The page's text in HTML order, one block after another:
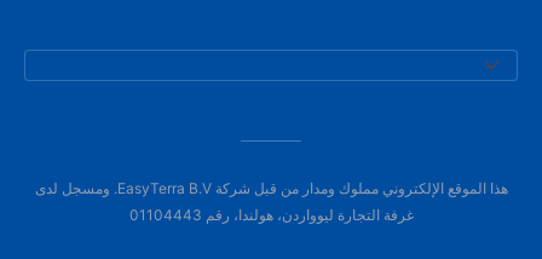
هذا الموقع الإلكتروني مملوك ومدار من قبل شركة EasyTerra B.V. ومسجل لدى
غرفة التجارة ليوواردن، هولندا، رقم 01104443